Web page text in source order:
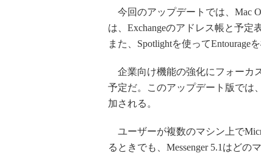
今回のアップデートでは、Mac
は、Exchangeのアドレス帳と予定
また、Spotlightを使ってEntourage
企業向け機能の強化にフォーカ
予定だ。このアップデート版では
加される。
ユーザーが複数のマシン上で
るときでも、Messenger 5.1はど